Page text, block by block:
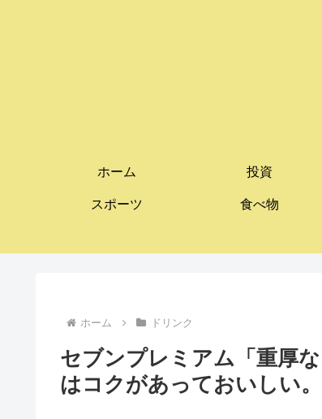
ホーム 投資
スポーツ 食べ物
ホーム ドリンク
セブンプレミアム「重厚
はコクがあっておいしい。